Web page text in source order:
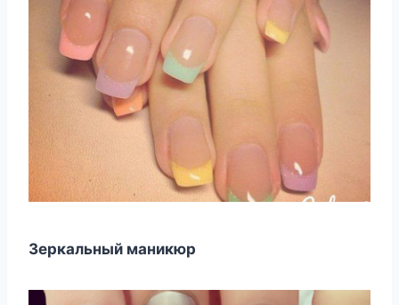
Зеркальный маникюр